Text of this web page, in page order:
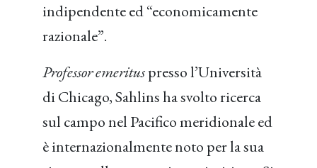
indipendente ed “economicamente
razionale”.
Professor emerituspresso l’Università
di Chicago, Sahlins ha svolto ricerca
sul campo nel Pacifico meridionale ed
è internazionalmente noto per la sua